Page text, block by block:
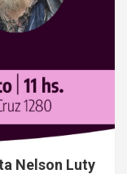
Nelson Luty